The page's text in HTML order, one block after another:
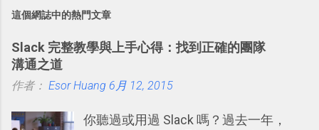
這個網誌中的熱門文章
Slack 完整教學與上手心得：找到正確的團隊
溝通之道
作者： Esor Huang 6月 12, 2015
你聽過或用過 Slack 嗎？過去一年，